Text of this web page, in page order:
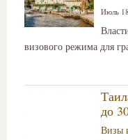
Июль
визового режима для
до
Визы